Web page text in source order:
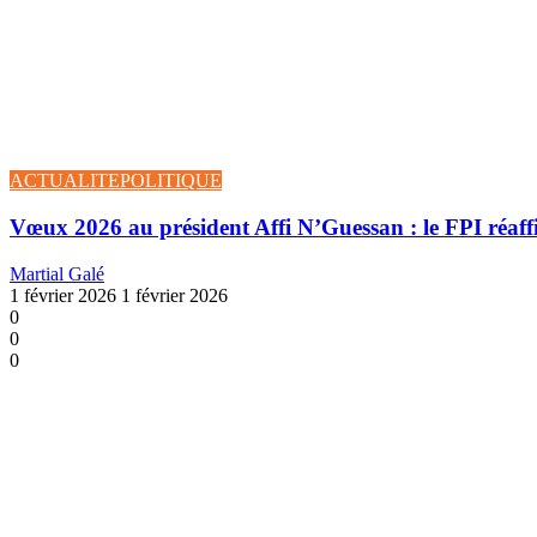
ACTUALITEPOLITIQUE
Vœux 2026 au président Affi N’Guessan : le FPI
Martial Galé
1 février 2026 1 février 2026
0
0
0